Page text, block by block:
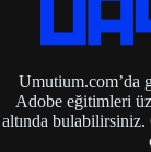
Umutium.com’da
Adobe eğitimleri
altında